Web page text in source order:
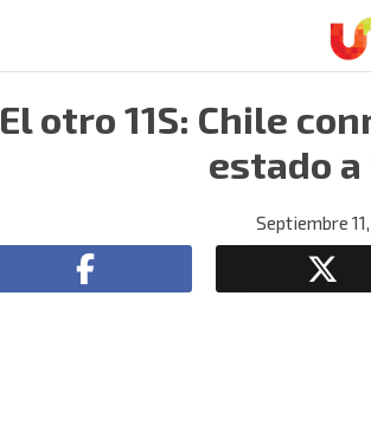
El otro 11S: Chile
estado
Septiembre